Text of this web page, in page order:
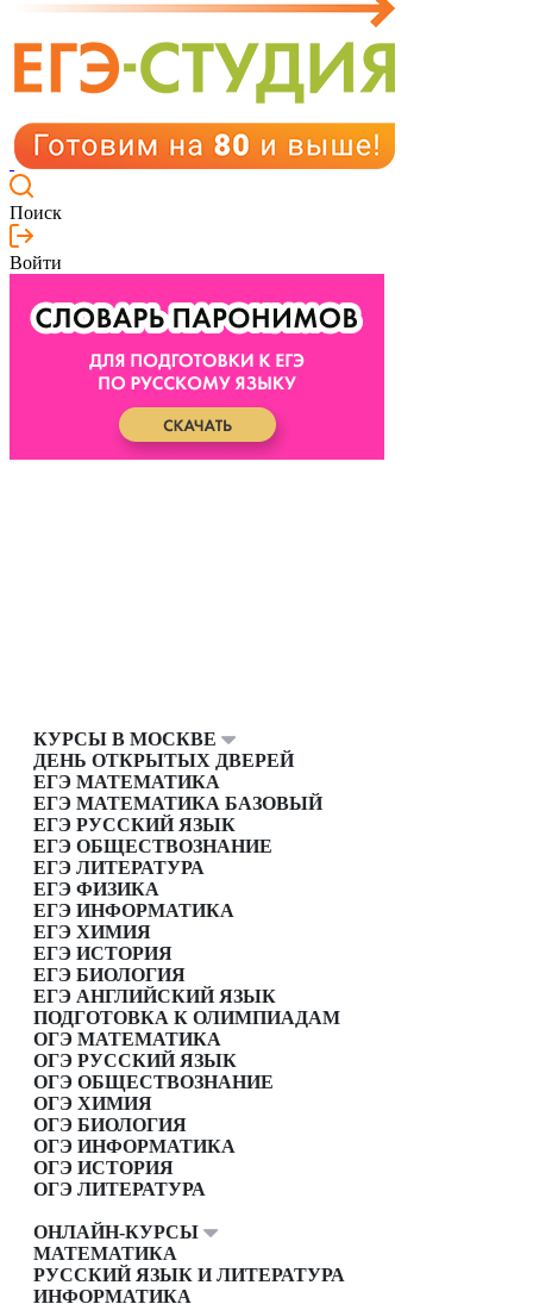
Поиск
Войти
КУРСЫ В МОСКВЕ
ДЕНЬ ОТКРЫТЫХ ДВЕРЕЙ
ЕГЭ МАТЕМАТИКА
ЕГЭ МАТЕМАТИКА БАЗОВЫЙ
ЕГЭ РУССКИЙ ЯЗЫК
ЕГЭ ОБЩЕСТВОЗНАНИЕ
ЕГЭ ЛИТЕРАТУРА
ЕГЭ ФИЗИКА
ЕГЭ ИНФОРМАТИКА
ЕГЭ ХИМИЯ
ЕГЭ ИСТОРИЯ
ЕГЭ БИОЛОГИЯ
ЕГЭ АНГЛИЙСКИЙ ЯЗЫК
ПОДГОТОВКА К ОЛИМПИАДАМ
ОГЭ МАТЕМАТИКА
ОГЭ РУССКИЙ ЯЗЫК
ОГЭ ОБЩЕСТВОЗНАНИЕ
ОГЭ ХИМИЯ
ОГЭ БИОЛОГИЯ
ОГЭ ИНФОРМАТИКА
ОГЭ ИСТОРИЯ
ОГЭ ЛИТЕРАТУРА
ОНЛАЙН-КУРСЫ
МАТЕМАТИКА
РУССКИЙ ЯЗЫК И ЛИТЕРАТУРА
ИНФОРМАТИКА